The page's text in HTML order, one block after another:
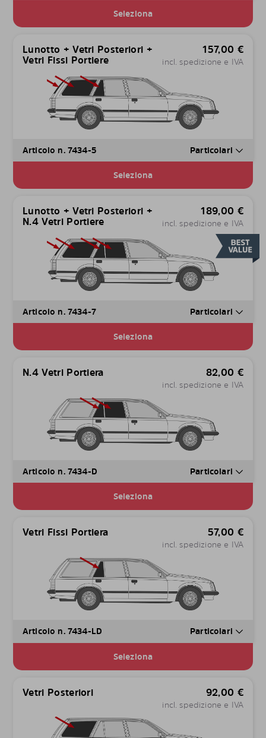
Seleziona
Lunotto + Vetri Posteriori +
Vetri Fissi Portiere
157,00 €
incl. spedizione e IVA
Articolo n. 7434-5 Particolari
Seleziona
Lunotto + Vetri Posteriori +
N.4 Vetri Portiere
189,00 €
incl. spedizione e IVA
Articolo n. 7434-7 Particolari
Seleziona
N.4 Vetri Portiera 82,00 €
incl. spedizione e IVA
Articolo n. 7434-D Particolari
Seleziona
Vetri Fissi Portiera 57,00 €
incl. spedizione e IVA
Articolo n. 7434-LD Particolari
Seleziona
Vetri Posteriori 92,00 €
incl. spedizione e IVA